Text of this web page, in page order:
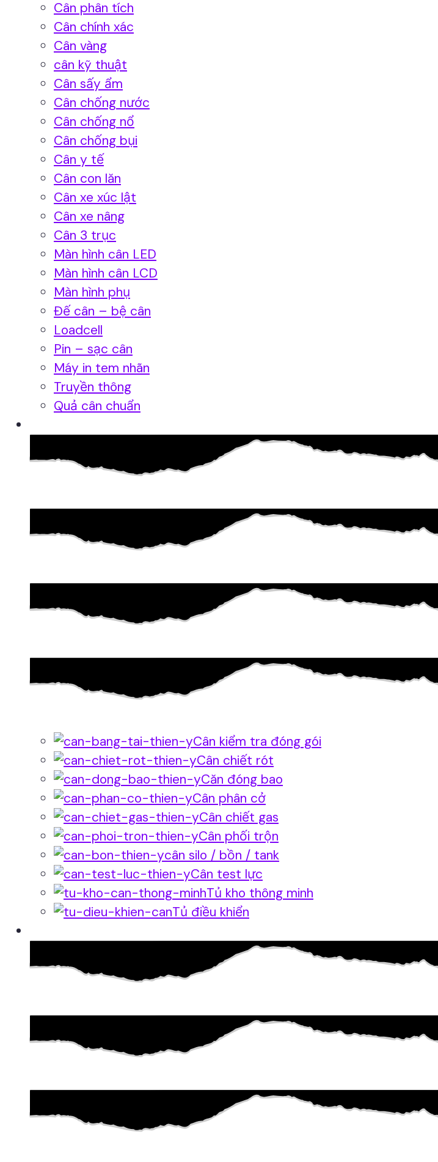
Cân phân tích
Cân chính xác
Cân vàng
cân kỹ thuật
Cân sấy ẩm
Cân chống nước
Cân chống nổ
Cân chống bụi
Cân y tế
Cân con lăn
Cân xe xúc lật
Cân xe nâng
Cân 3 trục
Màn hình cân LED
Màn hình cân LCD
Màn hình phụ
Đế cân – bệ cân
Loadcell
Pin – sạc cân
Máy in tem nhãn
Truyền thông
Quả cân chuẩn
Cân kiểm tra đóng gói
Cân chiết rót
Căn đóng bao
Cân phân cở
Cân chiết gas
Cân phối trộn
cân silo / bồn / tank
Cân test lực
Tủ kho thông minh
Tủ điều khiển